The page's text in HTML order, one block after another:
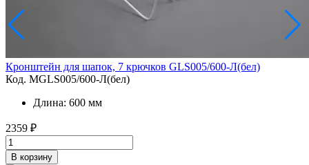
Кронштейн для шапок, 7 крючков GLS005/600-Л(бел)
Код. MGLS005/600-Л(бел)
Длина: 600 мм
2359 ₽
В корзину